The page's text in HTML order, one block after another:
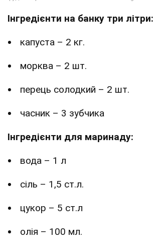
Інгредієнти на банку три літри:
капуста – 2 кг.
морква – 2 шт.
перець солодкий – 2 шт.
часник – 3 зубчика
Інгредієнти для маринаду:
вода – 1 л
сіль – 1,5 ст.л.
цукор – 5 ст.л
олія – 100 мл.